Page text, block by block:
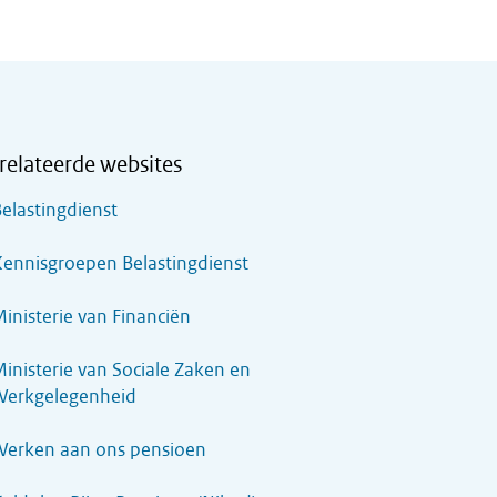
websites
Belastingdienst
van Financiën
van Sociale Zaken en
aan ons pensioen